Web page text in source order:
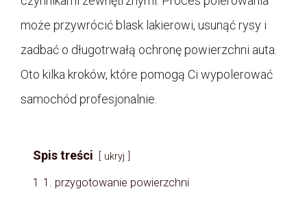
może przywrócić blask lakierowi, usunąć rysy i
zadbać o długotrwałą ochronę powierzchni auta.
Oto kilka kroków, które pomogą Ci wypolerować
samochód profesjonalnie.
Spis treści ukryj
1 1. przygotowanie powierzchni